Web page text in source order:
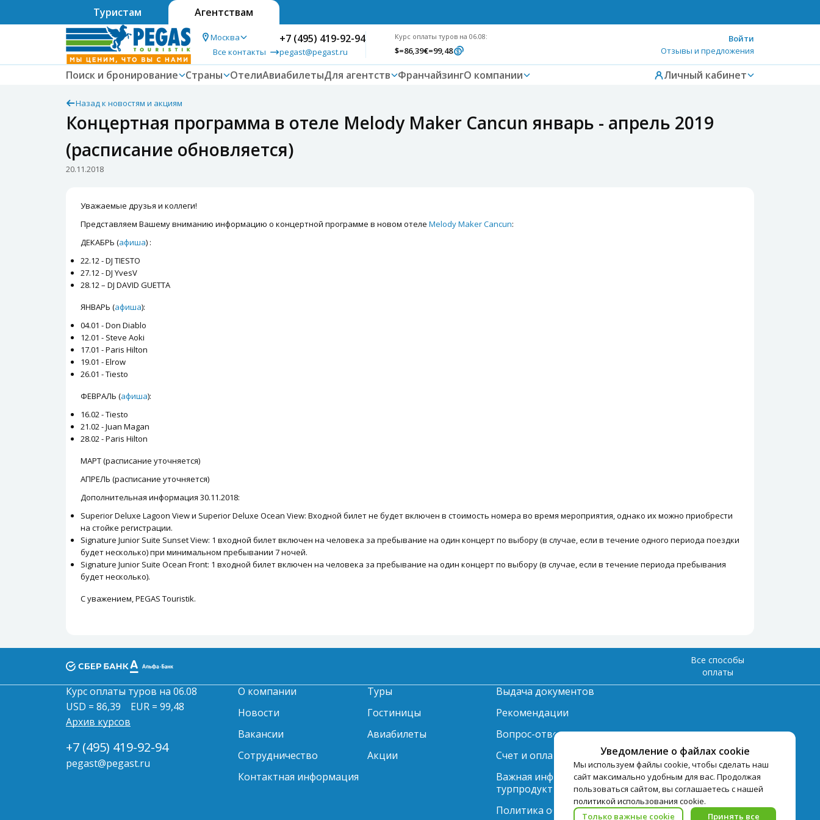
Туристам Агентствам
Москва
Все контакты
+7 (495) 419-92-94
pegast@pegast.ru
Курс оплаты туров на 06.08:
$=86,39€=99,48
Войти
Отзывы и предложения
Поиск и бронирование Страны ОтелиАвиабилетыДля агентств ФранчайзингО компании Личный кабинет
Назад к новостям и акциям
Концертная программа в отеле Melody Maker Cancun январь - апрель 2019
(расписание обновляется)
20.11.2018
Уважаемые друзья и коллеги!
Представляем Вашему вниманию информацию о концертной программе в новом отеле Melody Maker Cancun:
ДЕКАБРЬ (афиша) :
22.12 - DJ TIESTO
27.12 - DJ YvesV
28.12 – DJ DAVID GUETTA
ЯНВАРЬ (афиша):
04.01 - Don Diablo
12.01 - Steve Aoki
17.01 - Paris Hilton
19.01 - Elrow
26.01 - Tiesto
ФЕВРАЛЬ (афиша):
16.02 - Tiesto
21.02 - Juan Magan
28.02 - Paris Hilton
МАРТ (расписание уточняется)
АПРЕЛЬ (расписание уточняется)
Дополнительная информация 30.11.2018:
Superior Deluxe Lagoon View и Superior Deluxe Ocean View: Входной билет не будет включен в стоимость номера во время мероприятия, однако их можно приобрести
на стойке регистрации.
Signature Junior Suite Sunset View: 1 входной билет включен на человека за пребывание на один концерт по выбору (в случае, если в течение одного периода поездки
будет несколько) при минимальном пребывании 7 ночей.
Signature Junior Suite Ocean Front: 1 входной билет включен на человека за пребывание на один концерт по выбору (в случае, если в течение периода пребывания
будет несколько).
С уважением, PEGAS Touristik.
Уведомление о файлах cookie
Мы используем файлы cookie, чтобы сделать наш
сайт максимально удобным для вас. Продолжая
пользоваться сайтом, вы соглашаетесь с нашей
политикой использования cookie.
Только важные cookie
Принять все
Все способы
оплаты
Курс оплаты туров на 06.08
USD = 86,39
EUR = 99,48
Архив курсов
+7 (495) 419-92-94
pegast@pegast.ru
О компании
Новости
Вакансии
Сотрудничество
Контактная информация
Туры
Гостиницы
Авиабилеты
Акции
Выдача документов
Рекомендации
Вопрос-ответ
Счет и оплата
Важная информация по
турпродукту
Политика обработки